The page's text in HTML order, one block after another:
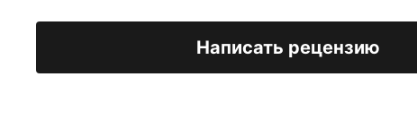
Написать рецензию